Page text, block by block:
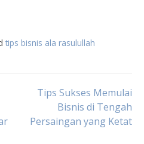
tips bisnis ala rasulullah
Tips Sukses Memulai
Bisnis di Tengah
Persaingan yang Ketat